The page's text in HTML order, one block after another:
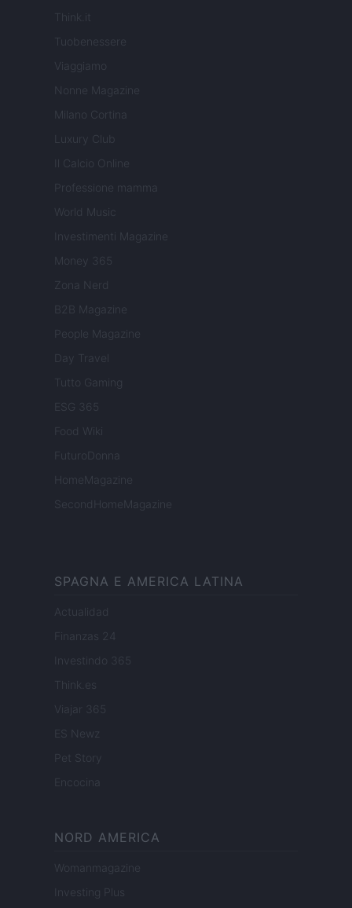
Think.it
Tuobenessere
Viaggiamo
Nonne Magazine
Milano Cortina
Luxury Club
Il Calcio Online
Professione mamma
World Music
Investimenti Magazine
Money 365
Zona Nerd
B2B Magazine
People Magazine
Day Travel
Tutto Gaming
ESG 365
Food Wiki
FuturoDonna
HomeMagazine
SecondHomeMagazine
SPAGNA E AMERICA LATINA
Actualidad
Finanzas 24
Investindo 365
Think.es
Viajar 365
ES Newz
Pet Story
Encocina
NORD AMERICA
Womanmagazine
Investing Plus